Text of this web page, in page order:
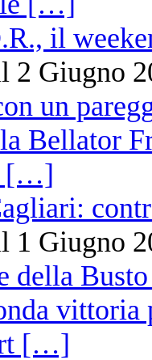
il
2 Giugno
1 Giugno